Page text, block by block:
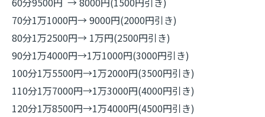
70分1万1000円→ 9000円(2000円引き)
80分1万2500円→ 1万円(2500円引き)
90分1万4000円→1万1000円(3000円引き)
100分1万5500円→1万2000円(3500円引き)
110分1万7000円→1万3000円(4000円引き)
120分1万8500円→1万4000円(4500円引き)